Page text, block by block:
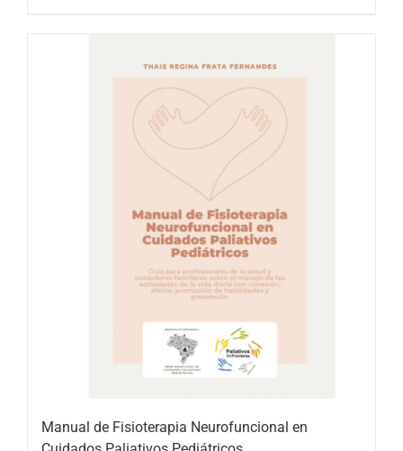
Manual de Fisioterapia Neurofuncional en